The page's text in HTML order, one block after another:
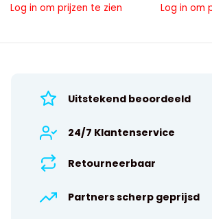
Log in om prijzen te zien
Log in om
Uitstekend beoordeeld
24/7 Klantenservice
Retourneerbaar
Partners scherp geprijsd